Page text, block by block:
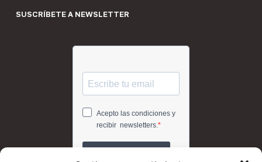
SUSCRÍBETE A NEWSLETTER